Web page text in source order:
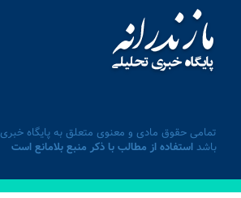
تمامی حقوق مادی و معنوی متعلق به پایگاه خبری
باشداستفاده از مطالب با ذکر منبع بلامانع است